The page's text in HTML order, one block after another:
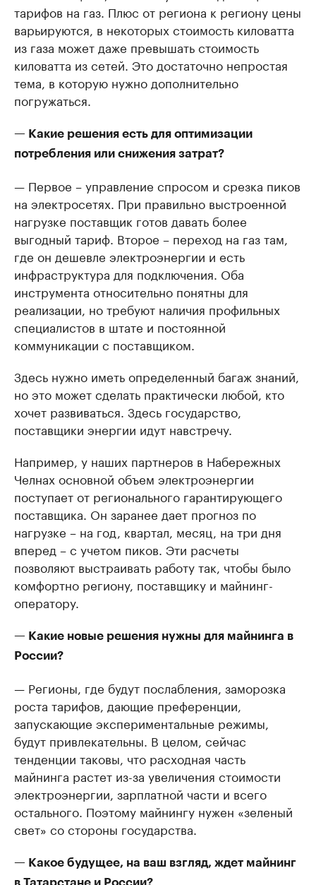
тарифов на газ. Плюс от региона к региону цены
варьируются, в некоторых стоимость киловатта
из газа может даже превышать стоимость
киловатта из сетей. Это достаточно непростая
тема, в которую нужно дополнительно
погружаться.
— Какие решения есть для оптимизации
потребления или снижения затрат?
— Первое – управление спросом и срезка пиков
на электросетях. При правильно выстроенной
нагрузке поставщик готов давать более
выгодный тариф. Второе – переход на газ там,
где он дешевле электроэнергии и есть
инфраструктура для подключения. Оба
инструмента относительно понятны для
реализации, но требуют наличия профильных
специалистов в штате и постоянной
коммуникации с поставщиком.
Здесь нужно иметь определенный багаж знаний,
но это может сделать практически любой, кто
хочет развиваться. Здесь государство,
поставщики энергии идут навстречу.
Например, у наших партнеров в Набережных
Челнах основной объем электроэнергии
поступает от регионального гарантирующего
поставщика. Он заранее дает прогноз по
нагрузке – на год, квартал, месяц, на три дня
вперед – с учетом пиков. Эти расчеты
позволяют выстраивать работу так, чтобы было
комфортно региону, поставщику и майнинг-
оператору.
— Какие новые решения нужны для майнинга в
России?
— Регионы, где будут послабления, заморозка
роста тарифов, дающие преференции,
запускающие экспериментальные режимы,
будут привлекательны. В целом, сейчас
тенденции таковы, что расходная часть
майнинга растет из-за увеличения стоимости
электроэнергии, зарплатной части и всего
остального. Поэтому майнингу нужен «зеленый
свет» со стороны государства.
— Какое будущее, на ваш взгляд, ждет майнинг
в Татарстане и России?